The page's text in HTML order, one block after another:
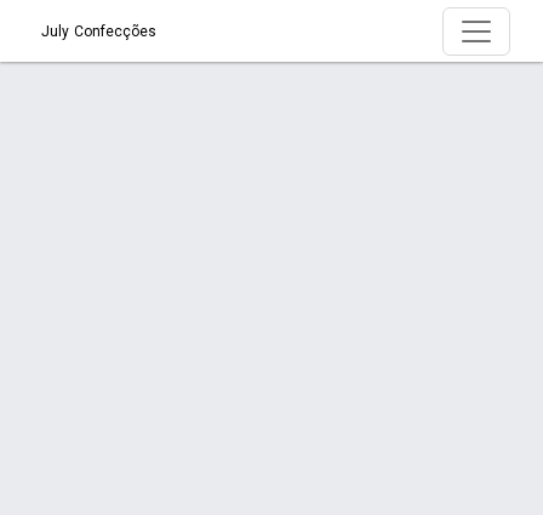
July Confecções